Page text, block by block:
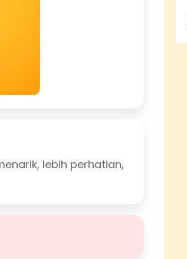
lebih perhatian,